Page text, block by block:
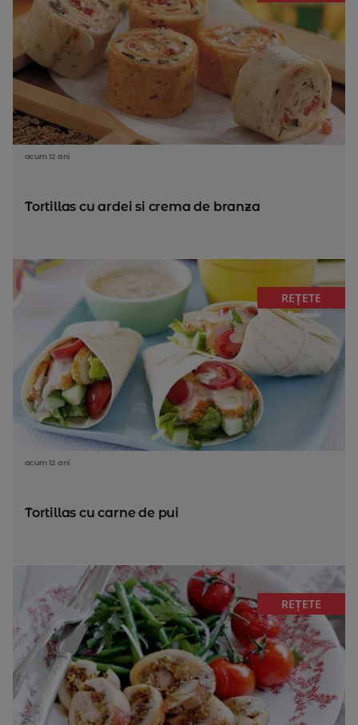
acum 12 ani
Tortillas cu ardei si crema de branza
REȚETE
acum 12 ani
Tortillas cu carne de pui
REȚETE